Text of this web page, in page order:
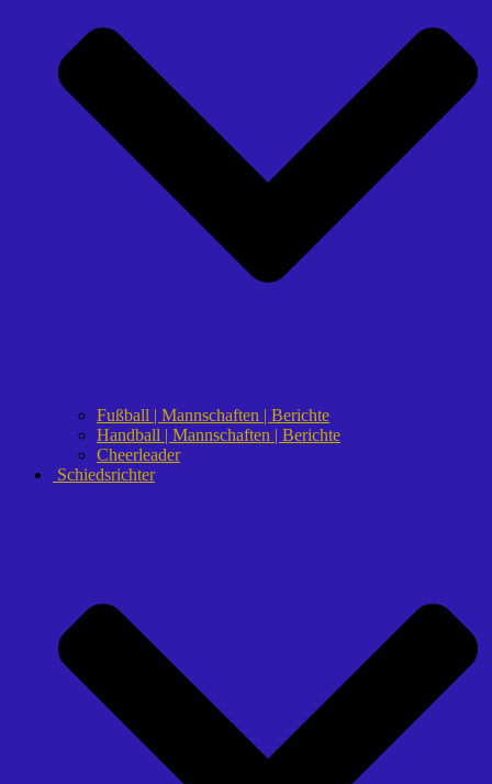
Fußball | Mannschaften | Berichte
Handball | Mannschaften | Berichte
Cheerleader
Schiedsrichter